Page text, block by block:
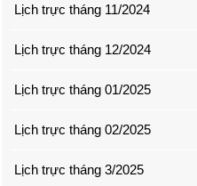
Lịch trực tháng 11/2024
Lịch trực tháng 12/2024
Lịch trực tháng 01/2025
Lịch trực tháng 02/2025
Lịch trực tháng 3/2025